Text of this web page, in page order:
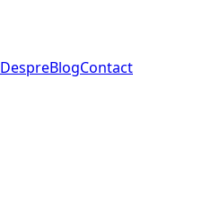
DespreBlogContact